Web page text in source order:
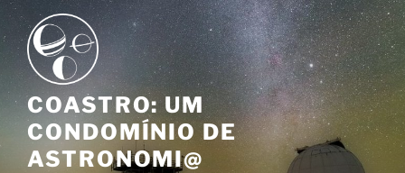
Skip
content
COASTRO: UM
CONDOMÍNIO DE
ASTRONOMI@